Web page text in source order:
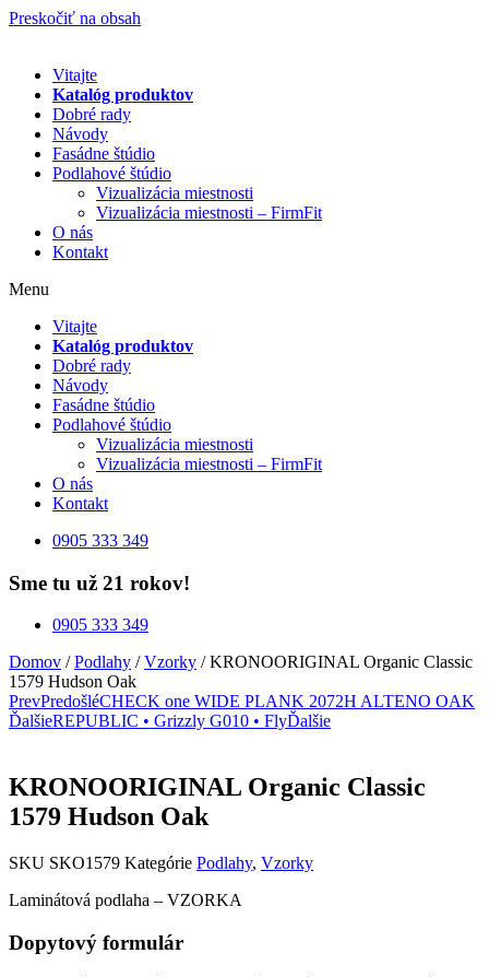
Preskočiť na obsah
Vitajte
Katalóg produktov
Dobré rady
Návody
Fasádne štúdio
Podlahové štúdio
Vizualizácia miestnosti
Vizualizácia miestnosti – FirmFit
O nás
Kontakt
Menu
Vitajte
Katalóg produktov
Dobré rady
Návody
Fasádne štúdio
Podlahové štúdio
Vizualizácia miestnosti
Vizualizácia miestnosti – FirmFit
O nás
Kontakt
0905 333 349
Sme tu už 21 rokov!
0905 333 349
Domov /Podlahy /Vzorky / KRONOORIGINAL Organic Classic
1579 Hudson Oak
PrevPredošléCHECK one WIDE PLANK 2072H ALTENO OAK
ĎalšieREPUBLIC • Grizzly G010 • FlyĎalšie
KRONOORIGINAL Organic Classic
1579 Hudson Oak
SKU SKO1579 Kategórie Podlahy, Vzorky
Laminátová podlaha – VZORKA
Dopytový formulár